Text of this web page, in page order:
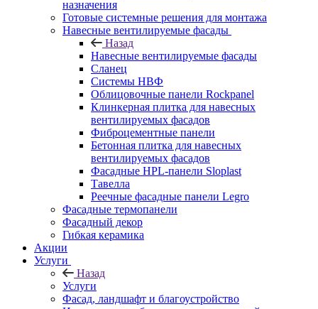
назначения
Готовые системные решения для монтажа
Навесные вентилируемые фасады
Назад
Навесные вентилируемые фасады
Сланец
Системы НВФ
Облицовочные панели Rockpanel
Клинкерная плитка для навесных
вентилируемых фасадов
Фиброцементные панели
Бетонная плитка для навесных
вентилируемых фасадов
Фасадные HPL-панели Sloplast
Тавелла
Реечные фасадные панели Legro
Фасадные термопанели
Фасадный декор
Гибкая керамика
Акции
Услуги
Назад
Услуги
Фасад, ландшафт и благоустройство